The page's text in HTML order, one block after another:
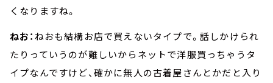
くなりますね。
ねお：ねおも結構お店で買えないタイプで。話しかけられ
たりっていうのが難しいからネットで洋服買っちゃうタ
イプなんですけど、確かに無人の古着屋さんとかだと入り